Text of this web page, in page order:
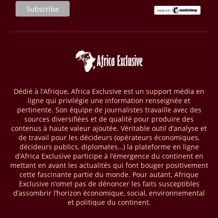
28/03/26 AFRIQUE - MOBILE MONEY
Selon le rapport publié par l’Association mondiale des opérateurs de
par les comptes de mobile money en Afrique au cours de l'année
2025, en hausse d'environ 27 % par rapport à 2024. Le rapport intitulé
« The State of the Industry Report on Mobile Money 2026 » précise
mobile money réalisées à l’échelle mondiale, qui s’est établie à 2091
milliards USD (+23 % par rapport à 2024). L’Afrique a également
enregistré environ 74 % du nombre de transactions de Mobile money
répertoriées l’an passé dans le monde, avec environ 92 milliards de
transactions (+16 % par rapport à 2024) sur un total de 125 milliards
dans le monde.
28/03/26 AFRIQUE - ECONOMIE CREATIVE
Une rapport publié dernièrement par le Boston Consulting Group, et
intitulé « Africa Unleashed: Empowering Women in Creative Industries
», dresse un état des lieux saisissant de l'économie créative africaine
à la fois dynamique et structurellement négligé. Ce secteur,
Dédié à l’Afrique, Africa Exclusive est un support média en
ligne qui privilégie une information renseignée et
pertinente. Son équipe de journalistes travaille avec des
sources diversifiées et de qualité pour produire des
contenus à haute valeur ajoutée. Véritable outil d’analyse et
de travail pour les décideurs (opérateurs économiques,
décideurs publics, diplomates…) la plateforme en ligne
d’Africa Exclusive participe à l’émergence du continent en
mettant en avant les actualités qui font bouger positivement
cette fascinante partie du monde. Pour autant, Afrique
Exclusive n’omet pas de dénoncer les faits susceptibles
d’assombrir l’horizon économique, social, environnemental
et politique du continent.